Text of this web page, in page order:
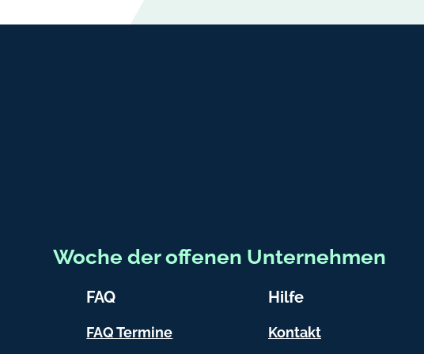
Woche der offenen Unternehmen
FAQ
FAQ Termine
Hilfe
Kontakt